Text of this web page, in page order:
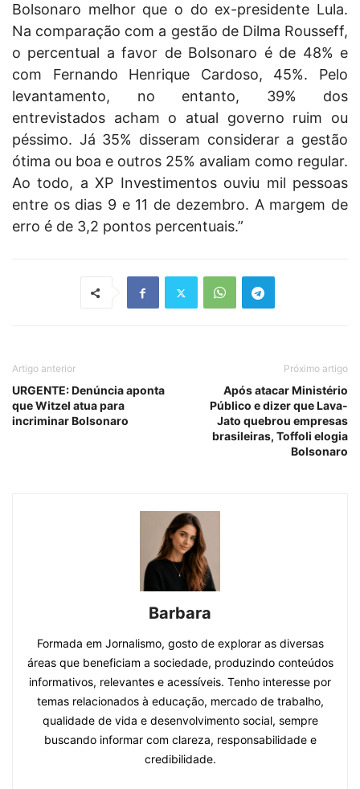
Bolsonaro melhor que o do ex-presidente Lula.
Na comparação com a gestão de Dilma Rousseff,
o percentual a favor de Bolsonaro é de 48% e
com Fernando Henrique Cardoso, 45%. Pelo
levantamento, no entanto, 39% dos
entrevistados acham o atual governo ruim ou
péssimo. Já 35% disseram considerar a gestão
ótima ou boa e outros 25% avaliam como regular.
Ao todo, a XP Investimentos ouviu mil pessoas
entre os dias 9 e 11 de dezembro. A margem de
erro é de 3,2 pontos percentuais.”
Artigo anterior
URGENTE: Denúncia aponta
que Witzel atua para
incriminar Bolsonaro
Próximo artigo
Após atacar Ministério
Público e dizer que Lava-
Jato quebrou empresas
brasileiras, Toffoli elogia
Bolsonaro
Barbara
Formada em Jornalismo, gosto de explorar as diversas
áreas que beneficiam a sociedade, produzindo conteúdos
informativos, relevantes e acessíveis. Tenho interesse por
temas relacionados à educação, mercado de trabalho,
qualidade de vida e desenvolvimento social, sempre
buscando informar com clareza, responsabilidade e
credibilidade.